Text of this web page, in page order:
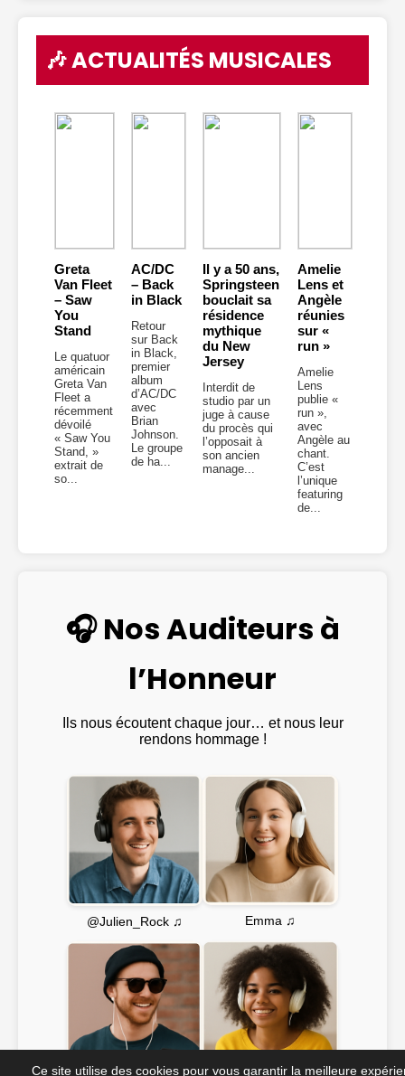
🎶 ACTUALITÉS MUSICALES
Greta
Van Fleet
– Saw
You
Stand
Le quatuor
américain
Greta Van
Fleet a
récemment
dévoilé
« Saw You
Stand, »
extrait de
so...
AC/DC
– Back
in Black
Retour
sur Back
in Black,
premier
album
d’AC/DC
avec
Brian
Johnson.
Le groupe
de ha...
Il y a 50 ans,
Springsteen
bouclait sa
résidence
mythique
du New
Jersey
Interdit de
studio par un
juge à cause
du procès qui
l’opposait à
son ancien
manage...
Amelie
Lens et
Angèle
réunies
sur «
run »
Amelie
Lens
publie «
run »,
avec
Angèle au
chant.
C’est
l’unique
featuring
de...
🎧 Nos Auditeurs à
l’Honneur
Ils nous écoutent chaque jour… et nous leur
rendons hommage !
@Julien_Rock ♫ Emma ♫
Ce site utilise des cookies pour vous garantir la meilleure